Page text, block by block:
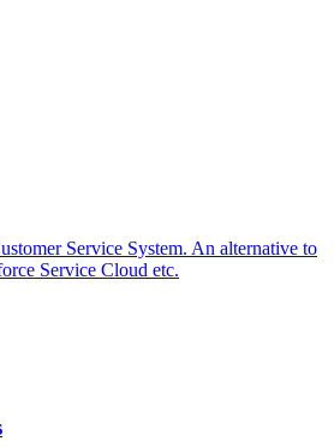
Service System. An alternative to
Service Cloud etc.